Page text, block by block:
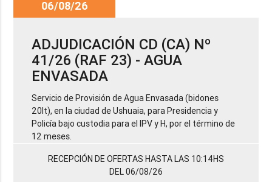
06/08/26
ADJUDICACIÓN CD (CA) Nº
41/26 (RAF 23) - AGUA
ENVASADA
Servicio de Provisión de Agua Envasada (bidones
20lt), en la ciudad de Ushuaia, para Presidencia y
Policía bajo custodia para el IPV y H, por el término de
12 meses.
RECEPCIÓN DE OFERTAS HASTA LAS 10:14HS
DEL 06/08/26